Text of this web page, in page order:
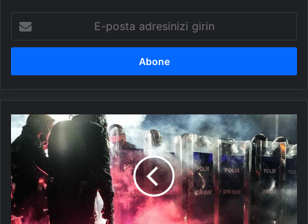
posta
adresinizi
Son
dakika:
İBB
protestolarına
20
soruşturma